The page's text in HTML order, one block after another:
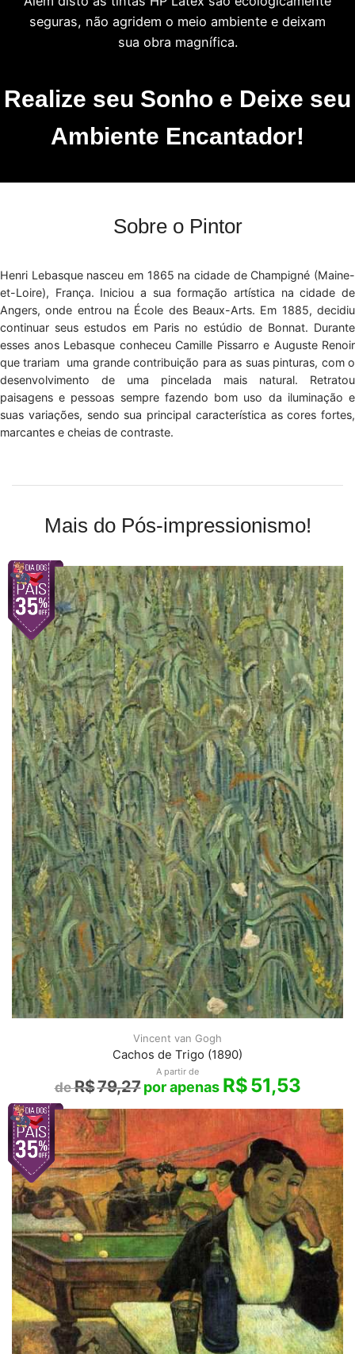
seguras, não agridem o meio ambiente e deixam
sua obra magnífica.
Realize seu Sonho e Deixe seu
Ambiente Encantador!
Sobre o Pintor
Henri Lebasque nasceu em 1865 na cidade de Champigné (Maine-
et-Loire), França. Iniciou a sua formação artística na cidade de
Angers, onde entrou na École des Beaux-Arts. Em 1885, decidiu
continuar seus estudos em Paris no estúdio de Bonnat. Durante
esses anos Lebasque conheceu Camille Pissarro e Auguste Renoir
que trariam uma grande contribuição para as suas pinturas, com o
desenvolvimento de uma pincelada mais natural. Retratou
paisagens e pessoas sempre fazendo bom uso da iluminação e
suas variações, sendo sua principal característica as cores fortes,
marcantes e cheias de contraste.
Mais do Pós-impressionismo!
Vincent van Gogh
Cachos de Trigo (1890)
A partir de
R$79,27 R$51,53